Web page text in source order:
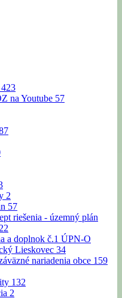
423
na Youtube 57
2
57
riešenia - územný plán
22
a doplnok č.1 ÚPN-O
Lieskovec 34
nariadenia obce 159
132
2